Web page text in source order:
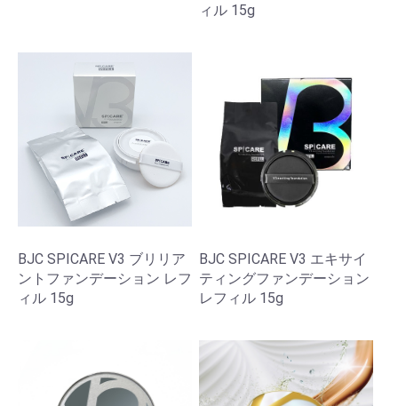
ィル 15g
BJC SPICARE V3 ブリリア
ントファンデーション レフ
ィル 15g
BJC SPICARE V3 エキサイ
ティングファンデーション
レフィル 15g